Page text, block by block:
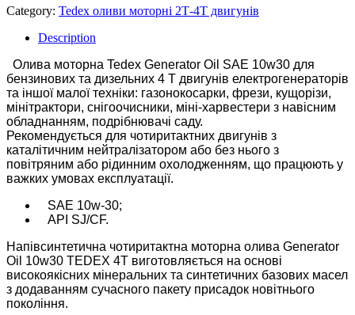
Category: Tedex оливи моторні 2Т-4Т двигунів
Description
Олива моторна Tedex Generator Oil SAE 10w30 для
бензинових та дизельних 4 Т двигунів електрогенераторів
та іншої малої техніки: газонокосарки, фрези, кущорізи,
мінітрактори, снігоочисники, міні-харвестери з навісним
обладнанням, подрібнювачі саду.
Рекомендується для чотиритактних двигунів з
каталітичним нейтралізатором або без нього з
повітряним або рідинним охолодженням, що працюють у
важких умовах експлуатації.
SAE 10w-30;
API SJ/CF.
Напівсинтетична чотиритактна моторна олива Generator
Oil 10w30 TEDEX 4Т виготовляється на основі
високоякісних мінеральних та синтетичних базових масел
з додаванням сучасного пакету присадок новітнього
покоління.